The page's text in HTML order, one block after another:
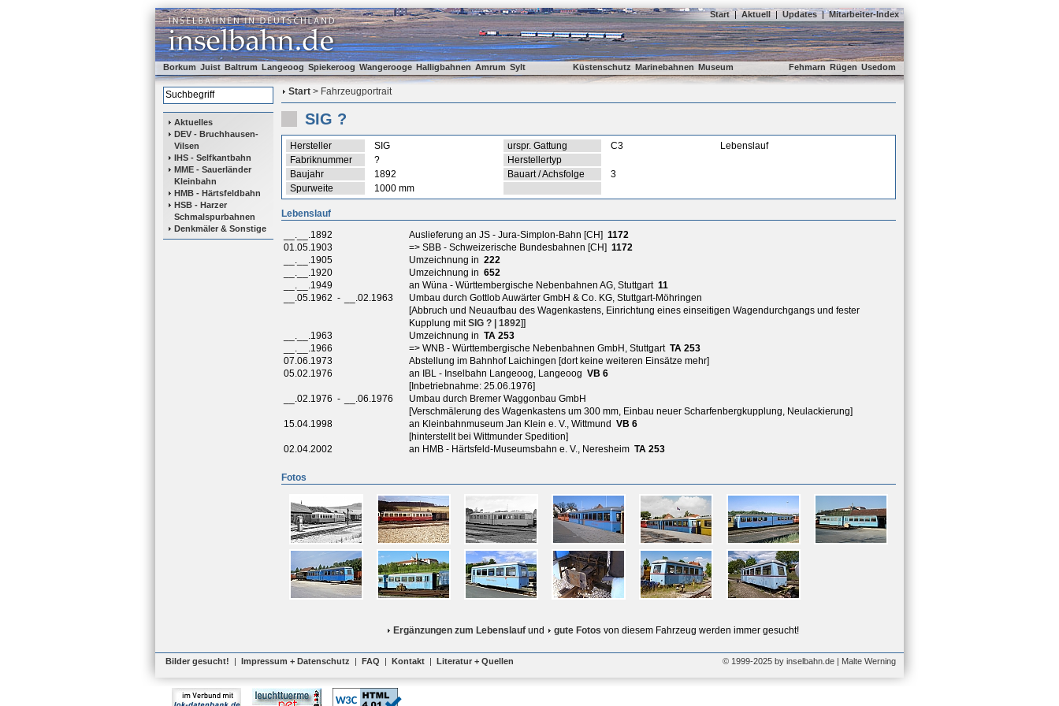
Start | Aktuell | Updates | Mitarbeiter-Index
Borkum Juist Baltrum Langeoog Spiekeroog Wangerooge Halligbahnen Amrum Sylt Küstenschutz Marinebahnen Museum Fehmarn Rügen Usedom
Aktuelles
DEV - Bruchhausen-
Vilsen
IHS - Selfkantbahn
MME - Sauerländer
Kleinbahn
HMB - Härtsfeldbahn
HSB - Harzer
Schmalspurbahnen
Denkmäler & Sonstige
Start > Fahrzeugportrait
SIG ?
Hersteller SIG urspr. Gattung C3
Lebenslauf
Fabriknummer
?
Herstellertyp
Baujahr
1892 Bauart / Achsfolge
3
Spurweite
1000 mm
Lebenslauf
__.__.1892
Auslieferung an JS - Jura-Simplon-Bahn [CH] 1172
01.05.1903
=> SBB - Schweizerische Bundesbahnen [CH] 1172
__.__.1905
Umzeichnung in 222
__.__.1920
Umzeichnung in 652
__.__.1949
an Wüna - Württembergische Nebenbahnen AG, Stuttgart 11
__.05.1962 - __.02.1963
Umbau durch Gottlob Auwärter GmbH & Co. KG, Stuttgart-Möhringen
[Abbruch und Neuaufbau des Wagenkastens, Einrichtung eines einseitigen Wagendurchgangs und fester
Kupplung mitSIG ? | 1892]]
__.__.1963
Umzeichnung in TA 253
__.__.1966
=> WNB - Württembergische Nebenbahnen GmbH, Stuttgart TA 253
07.06.1973
Abstellung im Bahnhof Laichingen [dort keine weiteren Einsätze mehr]
05.02.1976
an IBL - Inselbahn Langeoog, Langeoog VB 6
[Inbetriebnahme: 25.06.1976]
__.02.1976 - __.06.1976
Umbau durch Bremer Waggonbau GmbH
[Verschmälerung des Wagenkastens um 300 mm, Einbau neuer Scharfenbergkupplung, Neulackierung]
15.04.1998
an Kleinbahnmuseum Jan Klein e. V., Wittmund VB 6
[hinterstellt bei Wittmunder Spedition]
02.04.2002
an HMB - Härtsfeld-Museumsbahn e. V., Neresheim TA 253
Fotos
Ergänzungen zum Lebenslauf und gute Fotos von diesem Fahrzeug werden immer gesucht!
Bilder gesucht! | Impressum + Datenschutz | FAQ | Kontakt | Literatur + Quellen © 1999-2025 by inselbahn.de | Malte Werning